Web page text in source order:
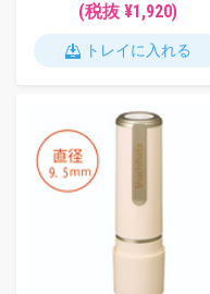
(税抜 ¥1,920)
トレイに入れる